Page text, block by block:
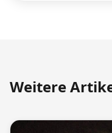
Weitere